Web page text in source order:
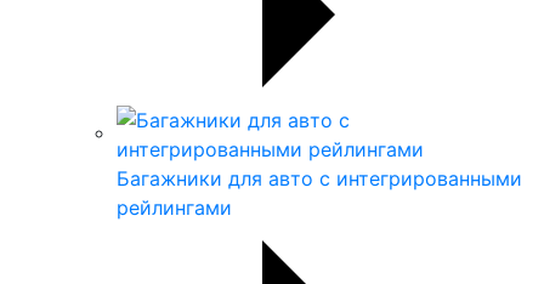
Багажники для авто с интегрированными
рейлингами